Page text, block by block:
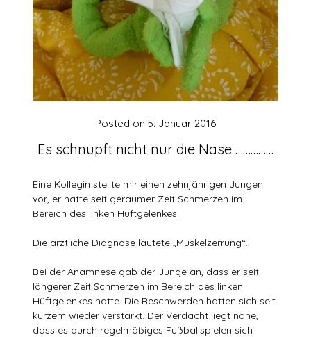
Es schnupft nicht nur die Nase ……………
Posted on 5. Januar 2016
Eine Kollegin stellte mir einen zehnjährigen Jungen
vor, er hatte seit geraumer Zeit Schmerzen im
Bereich des linken Hüftgelenkes.
Die ärztliche Diagnose lautete „Muskelzerrung“.
Bei der Anamnese gab der Junge an, dass er seit
längerer Zeit Schmerzen im Bereich des linken
Hüftgelenkes hatte. Die Beschwerden hatten sich seit
kurzem wieder verstärkt. Der Verdacht liegt nahe,
dass es durch regelmäßiges Fußballspielen sich